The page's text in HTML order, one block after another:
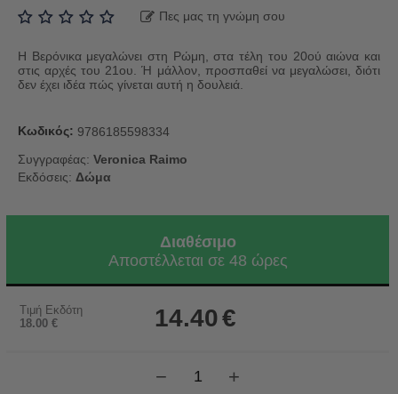
Πες μας τη γνώμη σου
Η Βερόνικα μεγαλώνει στη Ρώμη, στα τέλη του 20ού αιώνα και
στις αρχές του 21ου. Ή μάλλον, προσπαθεί να μεγαλώσει, διότι
δεν έχει ιδέα πώς γίνεται αυτή η δουλειά.
Κωδικός: 9786185598334
Συγγραφέας: Veronica Raimo
Εκδόσεις: Δώμα
Διαθέσιμο
Αποστέλλεται σε 48 ώρες
Τιμή Εκδότη
18.00 € 14.40€
+
−